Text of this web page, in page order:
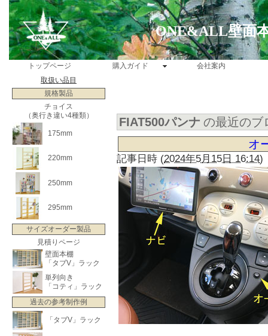
ONE&ALL壁面
トップページ 購入ガイド
会社案内
取扱い品目
規格製品
チョイス
（奥行き違い4種類）
175mm
220mm
250mm
295mm
サイズオーダー製品
見積りページ
壁面本棚
「タブV」ラック
単列向き
「コティ」ラック
過去の参考制作例
「タブV」ラック
FIAT500パンナ の最近のブ
オ
記事日時 (2024年5月15日 16:14)